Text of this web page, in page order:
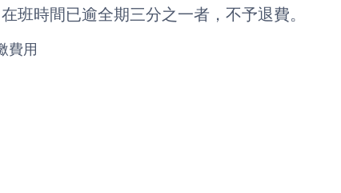
班時間已逾全期三分之一者，不予退費。
費用